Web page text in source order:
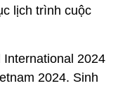
lịch trình cuộc
2024
2024. Sinh